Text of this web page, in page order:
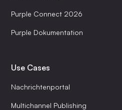
Purple Connect 2026
Purple Dokumentation
Use Cases
Nachrichtenportal
Multichannel Publishing